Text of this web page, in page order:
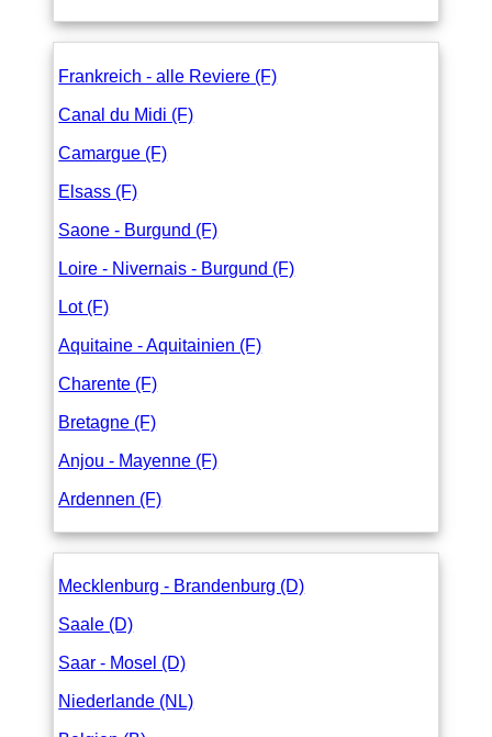
Frankreich - alle Reviere (F)
Canal du Midi (F)
Camargue (F)
Elsass (F)
Saone - Burgund (F)
Loire - Nivernais - Burgund (F)
Lot (F)
Aquitaine - Aquitainien (F)
Charente (F)
Bretagne (F)
Anjou - Mayenne (F)
Ardennen (F)
Mecklenburg - Brandenburg (D)
Saale (D)
Saar - Mosel (D)
Niederlande (NL)